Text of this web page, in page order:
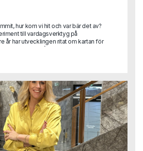
hur kom vi hit och var bär det av?
till vardagsverktyg på
år har utvecklingen ritat om kartan för
vi här, vad har egentligen hänt
mer än många vågat förutspå.